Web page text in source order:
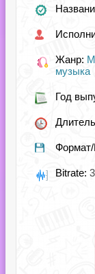
Жанр:
музыка
Год
Формат/
Bitrate: